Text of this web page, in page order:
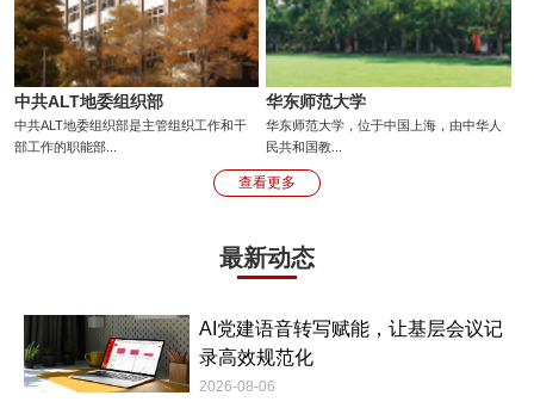
中共ALT地委组织部
中共ALT地委组织部是主管组织工作和干
部工作的职能部...
华东师范大学
华东师范大学，位于中国上海，由中华人
民共和国教...
查看更多
最新动态
AI党建语音转写赋能，让基层会议记
录高效规范化
2026-08-06